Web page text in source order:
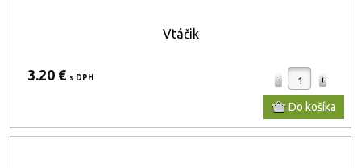
Vtáčik
3.20 € s DPH